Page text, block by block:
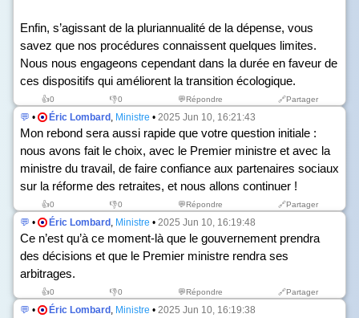
Enfin, s’agissant de la pluriannualité de la dépense, vous
savez que nos procédures connaissent quelques limites.
Nous nous engageons cependant dans la durée en faveur de
ces dispositifs qui améliorent la transition écologique.
👍0 👎0 💬Répondre 🔗Partager
💬 • Éric Lombard , Ministre • 2025 Jun 10, 16:21:43
Mon rebond sera aussi rapide que votre question initiale :
nous avons fait le choix, avec le Premier ministre et avec la
ministre du travail, de faire confiance aux partenaires sociaux
sur la réforme des retraites, et nous allons continuer !
👍0 👎0 💬Répondre 🔗Partager
💬 • Éric Lombard , Ministre • 2025 Jun 10, 16:19:48
Ce n’est qu’à ce moment-là que le gouvernement prendra
des décisions et que le Premier ministre rendra ses
arbitrages.
👍0 👎0 💬Répondre 🔗Partager
💬 • Éric Lombard , Ministre • 2025 Jun 10, 16:19:38